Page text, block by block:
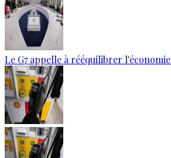
Le G7 appelle à rééquilibrer